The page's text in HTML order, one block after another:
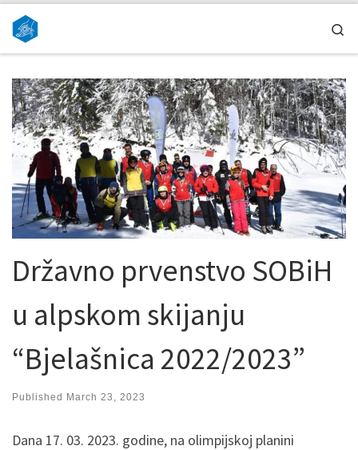
Skip to content
Državno prvenstvo SOBiH
u alpskom skijanju
“Bjelašnica 2022/2023”
Published March 23, 2023
Dana 17. 03. 2023. godine, na olimpijskoj planini